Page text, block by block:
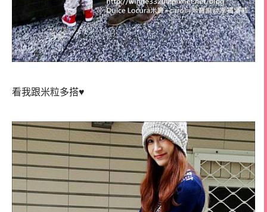
看我跟米粒多搭♥